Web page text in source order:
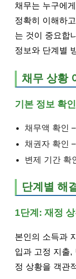
채무는 누구에
정확히 이해하
는 것이 중요합
정보와 단계별
채무 상황
기본 정보 확인
채무액 확인
채권자 확인
변제 기간 확
단계별 해
1단계: 재정
본인의 소득과
입과 고정 지출,
정 상황을 객관